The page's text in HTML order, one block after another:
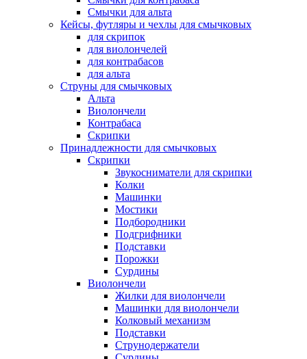
Смычки для альта
Кейсы, футляры и чехлы для смычковых
для скрипок
для виолончелей
для контрабасов
для альта
Струны для смычковых
Альта
Виолончели
Контрабаса
Скрипки
Принадлежности для смычковых
Скрипки
Звукосниматели для скрипки
Колки
Машинки
Мостики
Подбородники
Подгрифники
Подставки
Порожки
Сурдины
Виолончели
Жилки для виолончели
Машинки для виолончели
Колковый механизм
Подставки
Струнодержатели